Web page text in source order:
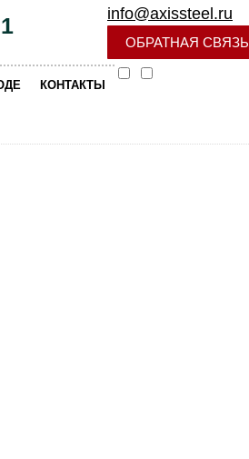
info@axissteel.ru
ОБРАТНАЯ СВЯЗЬ
КОНТАКТЫ